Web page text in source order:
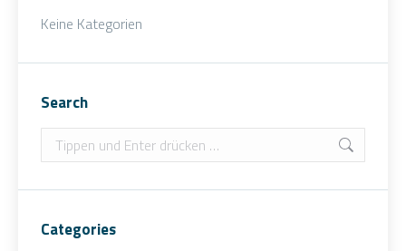
Keine Kategorien
Search
Search:
Categories